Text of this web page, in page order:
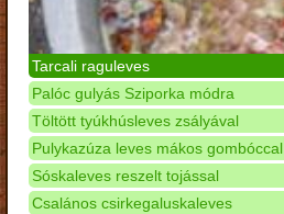
Tarcali raguleves
Palóc gulyás Sziporka módra
Töltött tyúkhúsleves zsályával
Pulykazúza leves mákos gombóccal
Sóskaleves reszelt tojással
Csalános csirkegaluskaleves